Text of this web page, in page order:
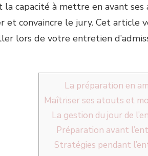
la capacité à mettre en avant
et convaincre le jury. Cet article
lors de votre entretien
La préparation en
Maîtriser ses atouts et
La gestion du jour de
Préparation avant
Stratégies pendant